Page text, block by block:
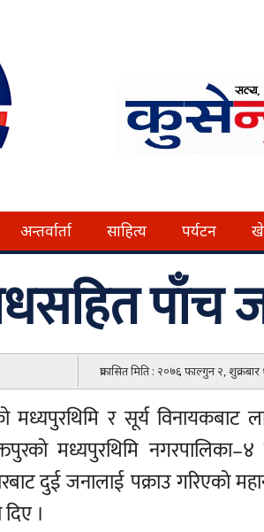
अन्तर्वार्ता साहित्य पर्यटन
पाँच
प्रकासित मिति : २०७६ फाल्गुन २, शुक्रबार
मध्यपुरथिमि र सूर्य विनायकबाट
मध्यपुरथिमि नगरपालिका–४
दुई जनालाई पक्राउ गरिएको
।